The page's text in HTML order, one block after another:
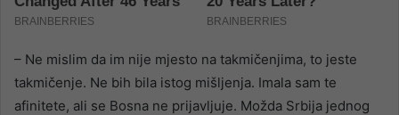
– Ne mislim da im nije mjesto na takmičenjima, to jeste
takmičenje. Ne bih bila istog mišljenja. Imala sam te
afinitete, ali se Bosna ne prijavljuje. Možda Srbija jednog